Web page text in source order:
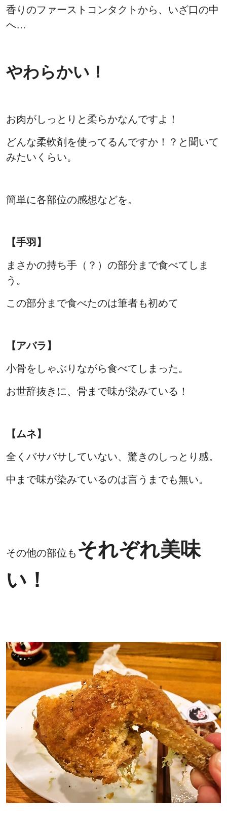
香りのファーストコンタクトから、いざ口の中
へ…
やわらかい！
お肉がしっとりと柔らかなんですよ！
どんな柔軟剤を使ってるんですか！？と聞いて
みたいくらい。
簡単に各部位の感想などを。
【手羽】
まさかの持ち手（？）の部分まで食べてしま
う。
この部分まで食べたのは筆者も初めて
【アバラ】
小骨をしゃぶりながら食べてしまった。
お世辞抜きに、骨まで味が染みている！
【ムネ】
全くバサバサしていない、驚きのしっとり感。
中まで味が染みているのは言うまでも無い。
その他の部位も それぞれ美味
い！